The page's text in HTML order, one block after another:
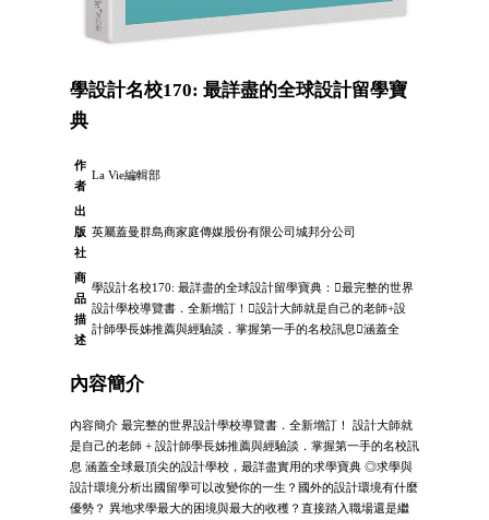
學設計名校170: 最詳盡的全球設計留學寶
典
作
者
La Vie編輯部
出
版
社
英屬蓋曼群島商家庭傳媒股份有限公司城邦分公司
商
品
描
述
學設計名校170: 最詳盡的全球設計留學寶典：最完整的世界
設計學校導覽書．全新增訂！設計大師就是自己的老師+設
計師學長姊推薦與經驗談．掌握第一手的名校訊息涵蓋全
內容簡介
內容簡介 最完整的世界設計學校導覽書．全新增訂！ 設計大師就
是自己的老師 + 設計師學長姊推薦與經驗談．掌握第一手的名校訊
息 涵蓋全球最頂尖的設計學校，最詳盡實用的求學寶典 ◎求學與
設計環境分析出國留學可以改變你的一生？國外的設計環境有什麼
優勢？ 異地求學最大的困境與最大的收穫？直接踏入職場還是繼